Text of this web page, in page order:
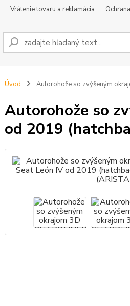
Vrátenie tovaru a reklamácia
Úvod Autorohože so zvýšeným
Autorohože so
od 2019